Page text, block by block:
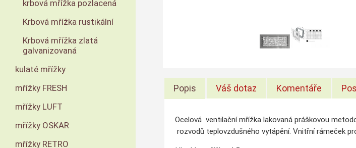
Popis Váš dotaz Komentáře
Ocelová ventilační mřížka lakovaná práškovou
rozvodů teplovzdušného vytápění. Vnitřní rámeček
krbová mřížka pozlacená
Krbová mřížka rustikální
Krbová mřížka zlatá
galvanizovaná
kulaté mřížky
mřížky FRESH
mřížky LUFT
mřížky OSKAR
mřížky RETRO